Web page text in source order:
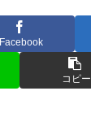
Facebook
コピー